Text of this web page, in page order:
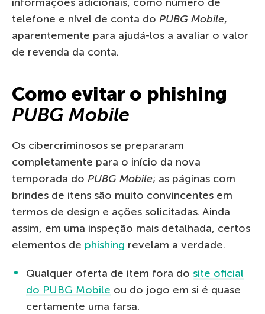
telefone e nível de conta do PUBG Mobile,
aparentemente para ajudá-los a avaliar o valor
de revenda da conta.
Como evitar o phishing
PUBG Mobile
Os cibercriminosos se prepararam
completamente para o início da nova
temporada do PUBG Mobile; as páginas com
brindes de itens são muito convincentes em
termos de design e ações solicitadas. Ainda
assim, em uma inspeção mais detalhada, certos
elementos de phishing revelam a verdade.
Qualquer oferta de item fora do site oficial
do PUBG Mobile ou do jogo em si é quase
certamente uma farsa.